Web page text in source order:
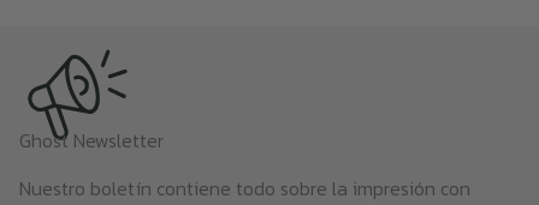
Ghost Newsletter
Nuestro boletín contiene todo sobre la impresión con